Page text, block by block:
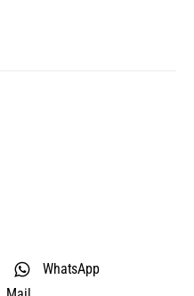
WhatsApp